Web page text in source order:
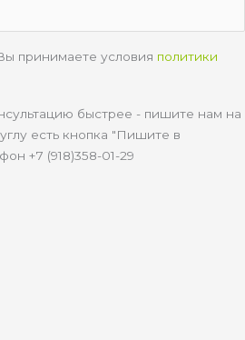
принимаете условия политики
быстрее - пишите нам на
есть кнопка "Пишите в
+7 (918)358-01-29